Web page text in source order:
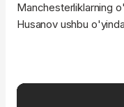
Manchesterliklarning
Husanov ushbu